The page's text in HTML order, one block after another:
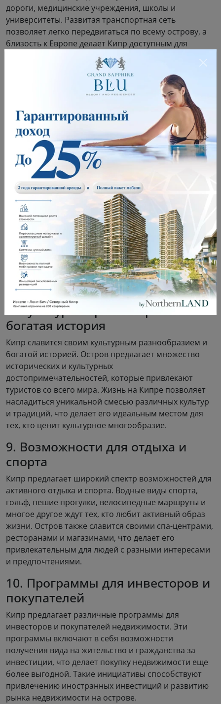
дороги, медицинские учреждения, школы и
университеты. Развитая транспортная сеть
позволяет легко передвигаться по всему острову, а
близость к Европе делает Кипр доступным для
международных путешествий.
6. Низкие налоги и простота
Еще одной важной причиной, по которой стоит
купить дом на Кипре, являются низкие налоги и
простота оформления сделок. Кипр предлагает
благоприятные налоговые условия для владельцев
недвижимости, что делает покупку еще более
привлекательной. Оформление недвижимости на
острове достаточно простое и прозрачное, что
снижает риски и упрощает процесс для иностранных
покупателей.
7. Высокий уровень безопасности
Кипр считается одним из самых безопасных мест в
мире. Низкий уровень преступности и дружелюбное
местное население создают комфортные условия для
жизни. Это особенно важно для семей с детьми и тех,
кто ищет спокойное место для проживания.
8. Культурное разнообразие и
богатая история
Кипр славится своим культурным разнообразием и
богатой историей. Остров предлагает множество
исторических и культурных
достопримечательностей, которые привлекают
туристов со всего мира. Жизнь на Кипре позволяет
насладиться уникальной смесью различных культур
и традиций, что делает его идеальным местом для
тех, кто ценит культурное многообразие.
9. Возможности для отдыха и
спорта
Кипр предлагает широкий спектр возможностей для
активного отдыха и спорта. Водные виды спорта,
гольф, пешие прогулки, велосипедные маршруты и
многое другое ждут тех, кто любит активный образ
жизни. Остров также славится своими спа-центрами,
ресторанами и магазинами, что делает его
привлекательным для людей с разными интересами
и предпочтениями.
10. Программы для инвесторов и
покупателей
Кипр предлагает различные программы для
инвесторов и покупателей недвижимости. Эти
программы включают в себя возможности
получения вида на жительство и гражданства за
инвестиции, что делает покупку недвижимости еще
более выгодной. Такие инициативы способствуют
привлечению иностранных инвестиций и развитию
рынка недвижимости на острове.